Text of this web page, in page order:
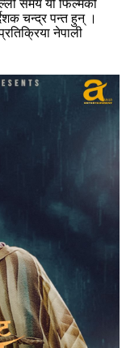
समय यो फिल्मको
चन्द्र पन्त हुन् ।
नेपाली